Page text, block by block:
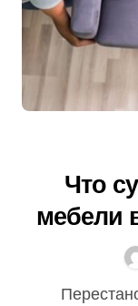
Что
мебели
Перестановка мебели в доме кажется